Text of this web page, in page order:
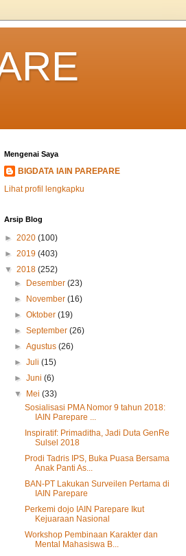
Mengenai Saya
BIGDATA IAIN PAREPARE
Lihat profil lengkapku
Arsip Blog
► 2020 (100)
► 2019 (403)
▼ 2018 (252)
►
Desember(23)
►
November(16)
►Oktober(19)
►September(26)
►Agustus(26)
►Juli(15)
►Juni(6)
▼
Mei(33)
Sosialisasi PMA Nomor 9 tahun 2018:
IAIN Parepare ...
Inspiratif: Primaditha, Jadi Duta GenRe
Sulsel 2018
Prodi Tadris IPS, Buka Puasa Bersama
Anak Panti As...
BAN-PT Lakukan Surveilen Pertama di
IAIN Parepare
Perkemi dojo IAIN Parepare Ikut
Kejuaraan Nasional
Workshop Pembinaan Karakter dan
Mental Mahasiswa B...